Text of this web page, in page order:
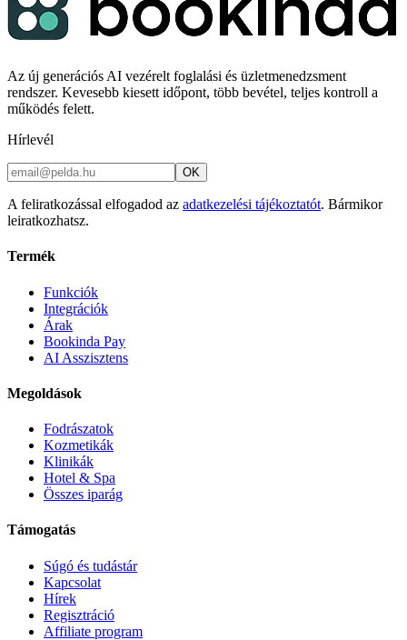
Az új generációs AI vezérelt foglalási és üzletmenedzsment
rendszer. Kevesebb kiesett időpont, több bevétel, teljes kontroll a
működés felett.
Hírlevél
OK
A feliratkozással elfogadod az adatkezelési tájékoztatót. Bármikor
leiratkozhatsz.
Termék
Funkciók
Integrációk
Árak
Bookinda Pay
AI Asszisztens
Megoldások
Fodrászatok
Kozmetikák
Klinikák
Hotel & Spa
Összes iparág
Támogatás
Súgó és tudástár
Kapcsolat
Hírek
Regisztráció
Affiliate program